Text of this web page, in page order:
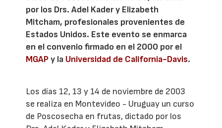
por los Drs. Adel Kader y Elizabeth
Mitcham, profesionales provenientes de
Estados Unidos. Este evento se enmarca
en el convenio firmado en el 2000 por el
MGAP y la Universidad de California-Davis.
Los días 12, 13 y 14 de noviembre de 2003
se realiza en Montevideo - Uruguay un curso
de Poscosecha en frutas, dictado por los